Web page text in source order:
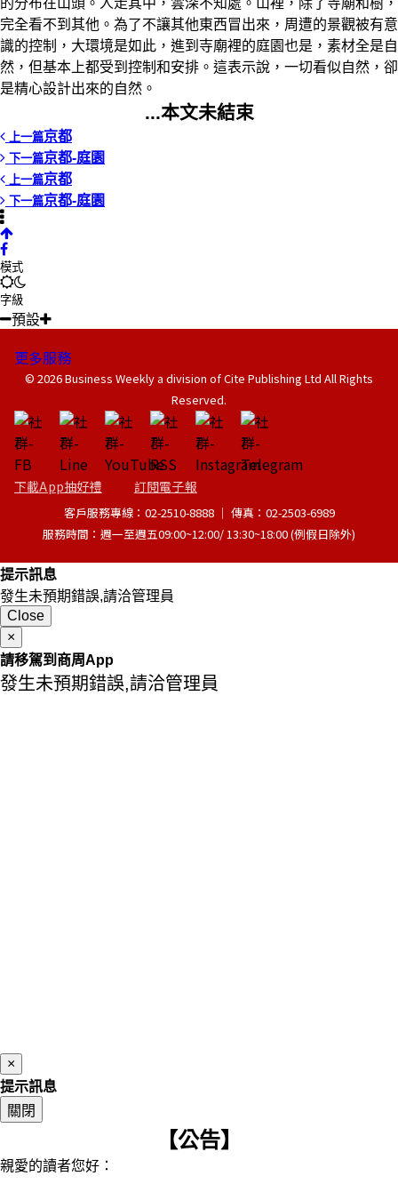
的分布在山頭。人走其中，雲深不知處。山裡，除了寺廟和樹，
完全看不到其他。為了不讓其他東西冒出來，周遭的景觀被有意
識的控制，大環境是如此，進到寺廟裡的庭園也是，素材全是自
然，但基本上都受到控制和安排。這表示說，一切看似自然，卻
是精心設計出來的自然。
...本文未結束
上一篇京都
下一篇京都-庭園
上一篇京都
下一篇京都-庭園
模式
字級
預設
更多服務
© 2026 Business Weekly a division of Cite Publishing Ltd All Rights
Reserved.
下載App抽好禮 訂閱電子報
客戶服務專線：02-2510-8888 │ 傳真：02-2503-6989
服務時間：週一至週五09:00~12:00/ 13:30~18:00 (例假日除外)
提示訊息
發生未預期錯誤,請洽管理員
Close
×
請移駕到商周App
發生未預期錯誤,請洽管理員
×
提示訊息
關閉
【公告】
親愛的讀者您好：